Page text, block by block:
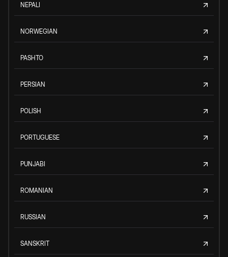
NEPALI
NORWEGIAN
PASHTO
PERSIAN
POLISH
PORTUGUESE
PUNJABI
ROMANIAN
RUSSIAN
SANSKRIT